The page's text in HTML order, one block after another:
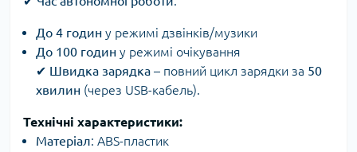
До 4 годин у режимі дзвінків/музики
До 100 годин у режимі очікування
✔ Швидка зарядка – повний цикл зарядки за 50
хвилин (через USB-кабель).
Технічні характеристики:
Матеріал: ABS-пластик